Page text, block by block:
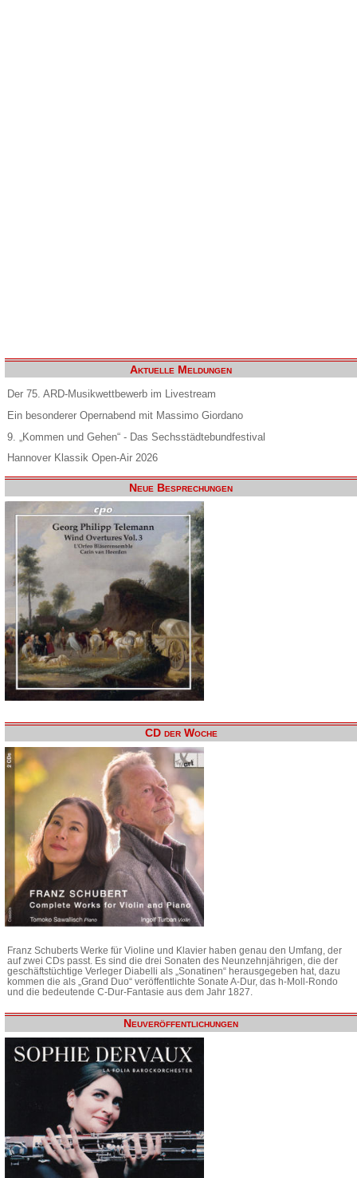
Aktuelle Meldungen
Der 75. ARD-Musikwettbewerb im Livestream
Ein besonderer Opernabend mit Massimo Giordano
9. „Kommen und Gehen“ - Das Sechsstädtebundfestival
Hannover Klassik Open-Air 2026
Neue Besprechungen
CD der Woche
Franz Schuberts Werke für Violine und Klavier haben genau den Umfang, der
auf zwei CDs passt. Es sind die drei Sonaten des Neunzehnjährigen, die der
geschäftstüchtige Verleger Diabelli als „Sonatinen“ herausgegeben hat, dazu
kommen die als „Grand Duo“ veröffentlichte Sonate A-Dur, das h-Moll-Rondo
und die bedeutende C-Dur-Fantasie aus dem Jahr 1827.
Neuveröffentlichungen